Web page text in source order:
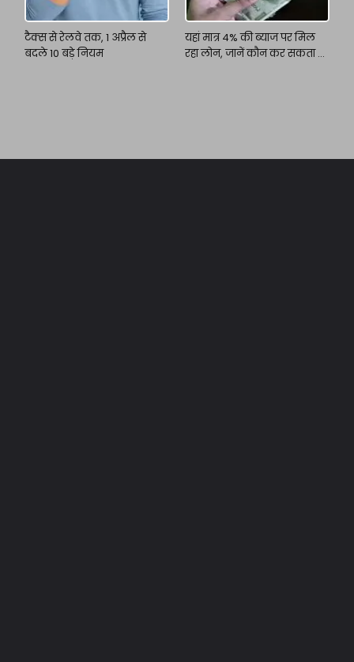
टैक्स से रेलवे तक, 1 अप्रैल से
बदले 10 बड़े नियम
यहां मात्र 4% की ब्याज पर मिल
रहा लोन, जानें कौन कर सकता है